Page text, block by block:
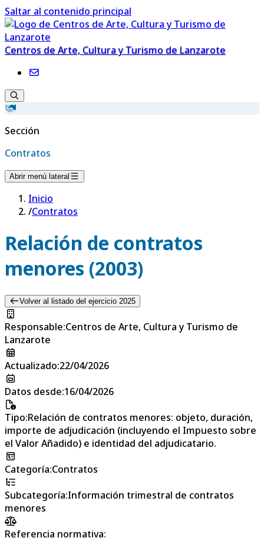
Saltar al contenido principal
Centros de Arte, Cultura y Turismo de Lanzarote
Sección
Contratos
Abrir menú lateral
Inicio
/Contratos
Relación de contratos
menores (2003)
Volver al listado del ejercicio 2025
Responsable:Centros de Arte, Cultura y Turismo de
Lanzarote
Actualizado:22/04/2026
Datos desde:16/04/2026
Tipo:Relación de contratos menores: objeto, duración,
importe de adjudicación (incluyendo el Impuesto sobre
el Valor Añadido) e identidad del adjudicatario.
Categoría:Contratos
Subcategoría:Información trimestral de contratos
menores
Referencia normativa: